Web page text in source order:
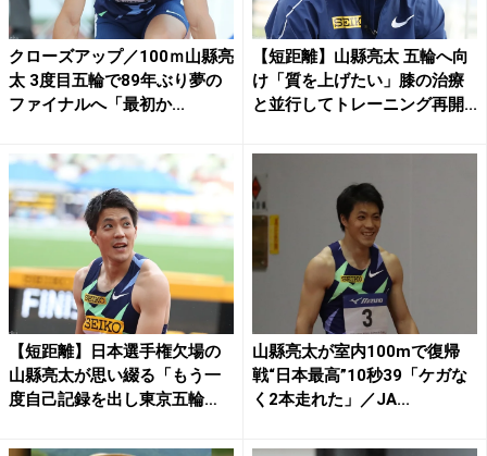
クローズアップ／100ｍ山縣亮
太 3度目五輪で89年ぶり夢の
ファイナルへ「最初か...
【短距離】山縣亮太 五輪へ向
け「質を上げたい」膝の治療
と並行してトレーニング再開...
【短距離】日本選手権欠場の
山縣亮太が思い綴る「もう一
度自己記録を出し東京五輪
山縣亮太が室内100mで復帰
戦“日本最高”10秒39「ケガな
く2本走れた」／JA...